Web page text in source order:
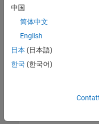
Hardware tab and
external mode simulations.
External Mode
Run external mode
中国
简体中文
English
日本 (日本語)
한국 (한국어)